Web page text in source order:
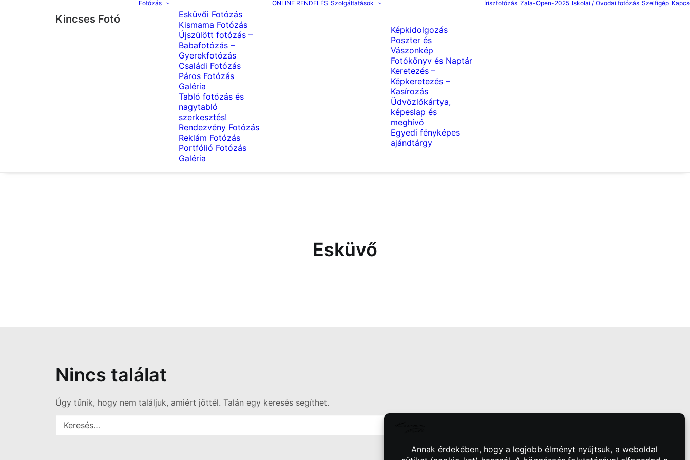
Kincses Fotó
Fotózás
Esküvői Fotózás
Kismama Fotózás
Újszülött fotózás –
Babafotózás –
Gyerekfotózás
Családi Fotózás
Páros Fotózás
Galéria
Tabló fotózás és
nagytabló
szerkesztés!
Rendezvény Fotózás
Reklám Fotózás
Portfólió Fotózás
Galéria
ONLINE RENDELÉS Szolgáltatások
Képkidolgozás
Poszter és
Vászonkép
Fotókönyv és Naptár
Keretezés –
Képkeretezés –
Kasírozás
Üdvözlőkártya,
képeslap és
meghívó
Egyedi fényképes
ajándtárgy
Íriszfotózás Zala-Open-2025 Iskolai / Ovodai fotózás Szelfigép
Esküvő
Nincs találat
Úgy tűnik, hogy nem találjuk, amiért jöttél. Talán egy keresés segíthet.